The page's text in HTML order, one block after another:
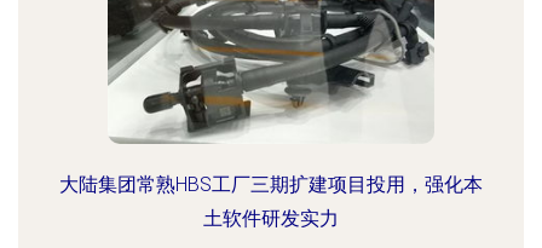
大陆集团常熟HBS工厂三期扩建项目投用，强化本
土软件研发实力